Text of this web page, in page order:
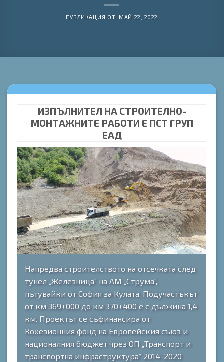
ПУБЛИКАЦИЯ ОТ: МАЙ 22, 2022
ИЗПЪЛНИТЕЛ НА СТРОИТЕЛНО-
МОНТАЖНИТЕ РАБОТИ Е ПСТ ГРУП
ЕАД
Напредва строителството на отсечката след
тунел „Железница“ на АМ „Струма“,
пътувайки от София за Кулата. Подучастъкът
от км 369+000 до км 370+400 е с дължина 1,4
км. Проектът се съфинансира от
Кохезионния фонд на Европейския съюз и
националния бюджет чрез ОП „Транспорт и
транспортна инфраструктура“ 2014-2020